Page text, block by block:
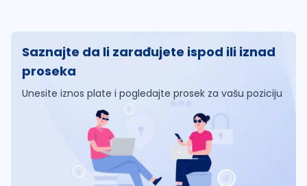
Saznajte da li zarađujete ispod ili iznad
proseka
Unesite iznos plate i pogledajte prosek za vašu poziciju